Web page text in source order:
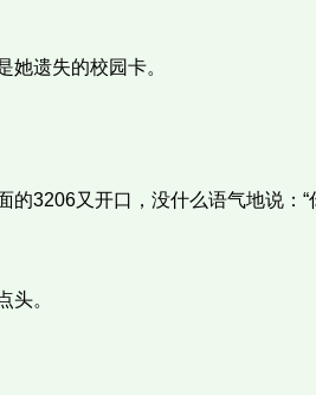
遗失的校园卡。
3206又开口，没什么语气地说：“
。